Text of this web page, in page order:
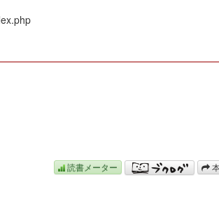
読書メーター